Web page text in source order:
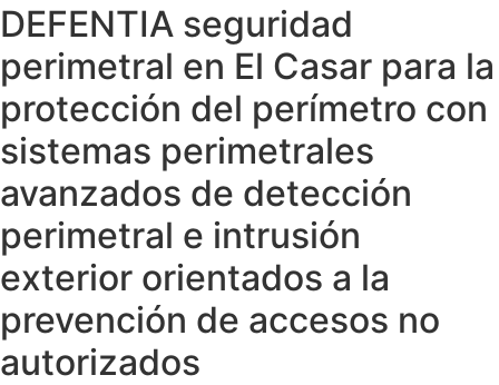
DEFENTIA seguridad
perimetral en El Casar para la
protección del perímetro con
sistemas perimetrales
avanzados de detección
perimetral e intrusión
exterior orientados a la
prevención de accesos no
autorizados